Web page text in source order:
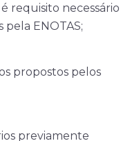
requisito necessário
pela ENOTAS;
propostos pelos
previamente